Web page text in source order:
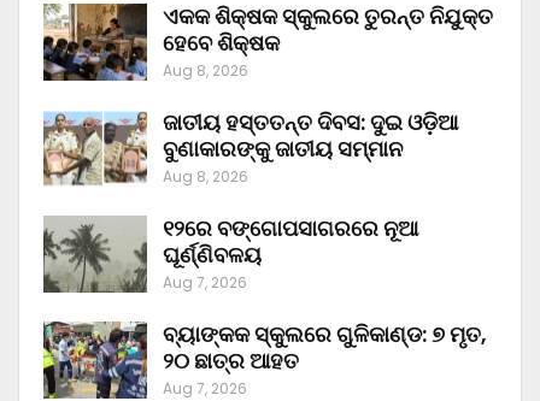
ଏକକ ଶିକ୍ଷକ ସ୍କୁଲରେ ତୁରନ୍ତ ନିଯୁକ୍ତ
ହେବେ ଶିକ୍ଷକ
Aug 8, 2026
ଜାତୀୟ ହସ୍ତତନ୍ତ ଦିବସ: ଦୁଇ ଓଡ଼ିଆ
ବୁଣାକାରଙ୍କୁ ଜାତୀୟ ସମ୍ମାନ
Aug 8, 2026
୧୨ରେ ବଙ୍ଗୋପସାଗରରେ ନୂଆ
ଘୂର୍ଣ୍ଣିବଳୟ
Aug 7, 2026
ବ୍ୟାଙ୍କକ ସ୍କୁଲରେ ଗୁଳିକାଣ୍ଡ: ୭ ମୃତ,
୨୦ ଛାତ୍ର ଆହତ
Aug 7, 2026